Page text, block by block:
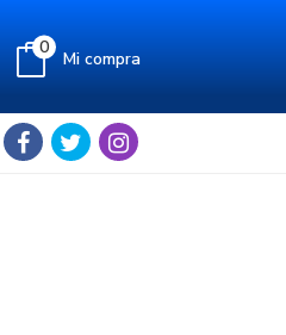
Mi compra
0